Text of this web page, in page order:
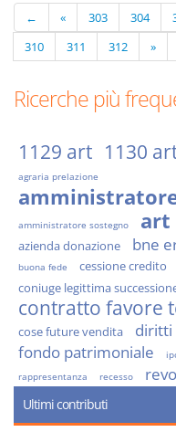
← « 303 304
310
311 312 »
Ricerche più
1129 art 1130
agraria prelazione
amministratore sostegno art
azienda donazione bne
buona fede cessione credito
coniuge legittima
contratto favore
cose future vendita diritti
fondo patrimoniale
rappresentanza
recesso
Ultimi contributi